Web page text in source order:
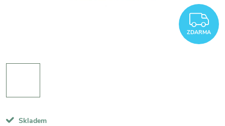
ZDARMA
Skladem